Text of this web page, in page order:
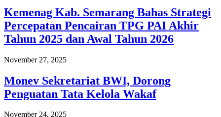
Kemenag Kab. Semarang Bahas Strategi
Percepatan Pencairan TPG PAI Akhir
Tahun 2025 dan Awal Tahun 2026
November 27, 2025
Monev Sekretariat BWI, Dorong
Penguatan Tata Kelola Wakaf
November 24, 2025